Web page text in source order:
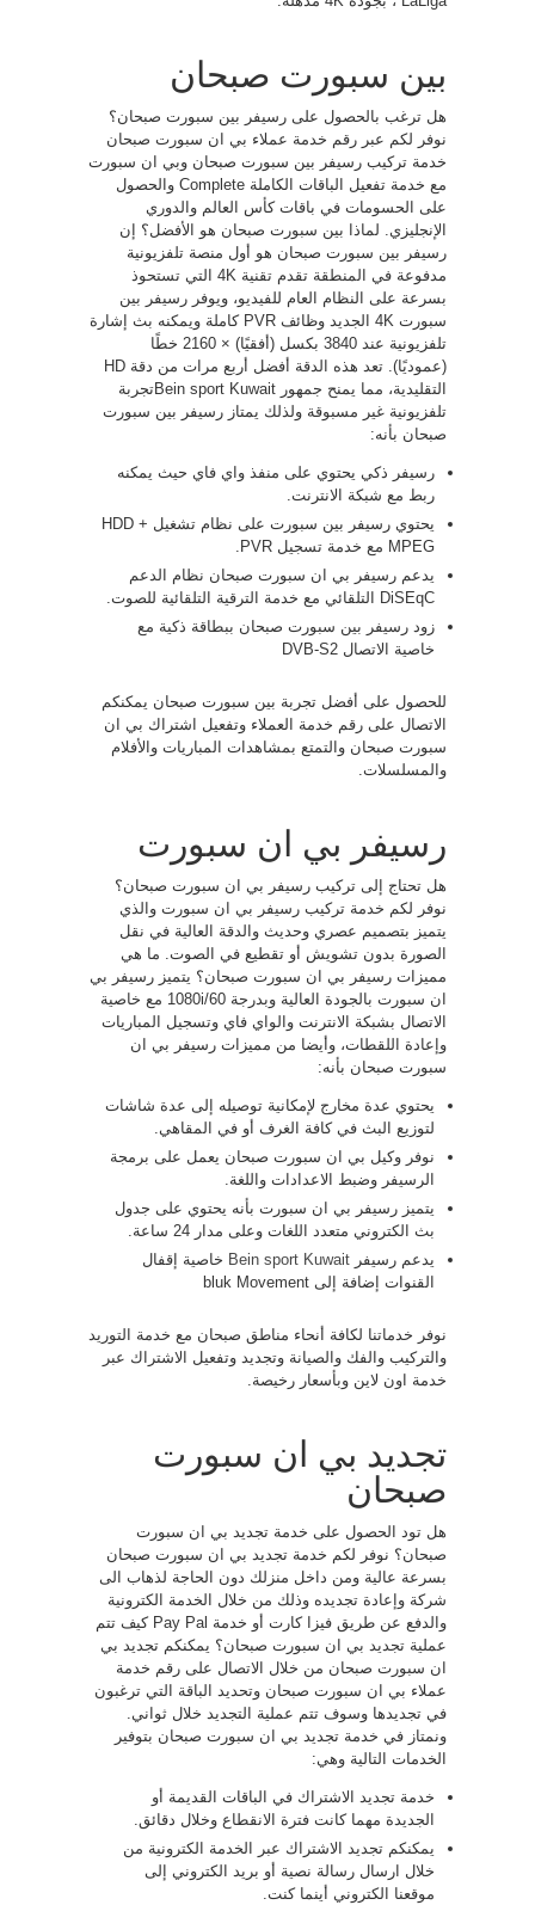
بين سبورت صبحان
هل ترغب بالحصول على رسيفر بين سبورت صبحان؟
نوفر لكم عبر رقم خدمة عملاء بي ان سبورت صبحان
خدمة تركيب رسيفر بين سبورت صبحان وبي ان سبورت
مع خدمة تفعيل الباقات الكاملة Complete والحصول
على الحسومات في باقات كأس العالم والدوري
الإنجليزي. لماذا بين سبورت صبحان هو الأفضل؟ إن
رسيفر بين سبورت صبحان هو أول منصة تلفزيونية
مدفوعة في المنطقة تقدم تقنية 4K التي تستحوذ
بسرعة على النظام العام للفيديو، ويوفر رسيفر بين
سبورت 4K الجديد وظائف PVR كاملة ويمكنه بث إشارة
تلفزيونية عند 3840 بكسل (أفقيًا) × 2160 خطًا
(عموديًا). تعد هذه الدقة أفضل أربع مرات من دقة HD
التقليدية، مما يمنح جمهور Bein sport Kuwaitتجربة
تلفزيونية غير مسبوقة ولذلك يمتاز رسيفر بين سبورت
صبحان بأنه:
رسيفر ذكي يحتوي على منفذ واي فاي حيث يمكنه
ربط مع شبكة الانترنت.
يحتوي رسيفر بين سبورت على نظام تشغيل HDD +
MPEG مع خدمة تسجيل PVR.
يدعم رسيفر بي ان سبورت صبحان نظام الدعم
DiSEqC التلقائي مع خدمة الترقية التلقائية للصوت.
زود رسيفر بين سبورت صبحان ببطاقة ذكية مع
خاصية الاتصال DVB-S2
للحصول على أفضل تجربة بين سبورت صبحان يمكنكم
الاتصال على رقم خدمة العملاء وتفعيل اشتراك بي ان
سبورت صبحان والتمتع بمشاهدات المباريات والأفلام
والمسلسلات.
رسيفر بي ان سبورت
هل تحتاج إلى تركيب رسيفر بي ان سبورت صبحان؟
نوفر لكم خدمة تركيب رسيفر بي ان سبورت والذي
يتميز بتصميم عصري وحديث والدقة العالية في نقل
الصورة بدون تشويش أو تقطيع في الصوت. ما هي
مميزات رسيفر بي ان سبورت صبحان؟ يتميز رسيفر بي
ان سبورت بالجودة العالية وبدرجة 1080i/60 مع خاصية
الاتصال بشبكة الانترنت والواي فاي وتسجيل المباريات
وإعادة اللقطات، وأيضا من مميزات رسيفر بي ان
سبورت صبحان بأنه:
يحتوي عدة مخارج لإمكانية توصيله إلى عدة شاشات
لتوزيع البث في كافة الغرف أو في المقاهي.
نوفر وكيل بي ان سبورت صبحان يعمل على برمجة
الرسيفر وضبط الاعدادات واللغة.
يتميز رسيفر بي ان سبورت بأنه يحتوي على جدول
بث الكتروني متعدد اللغات وعلى مدار 24 ساعة.
يدعم رسيفر Bein sport Kuwait خاصية إقفال
القنوات إضافة إلى bluk Movement
نوفر خدماتنا لكافة أنحاء مناطق صبحان مع خدمة التوريد
والتركيب والفك والصيانة وتجديد وتفعيل الاشتراك عبر
خدمة اون لاين وبأسعار رخيصة.
تجديد بي ان سبورت
صبحان
هل تود الحصول على خدمة تجديد بي ان سبورت
صبحان؟ نوفر لكم خدمة تجديد بي ان سبورت صبحان
بسرعة عالية ومن داخل منزلك دون الحاجة لذهاب الى
شركة وإعادة تجديده وذلك من خلال الخدمة الكترونية
والدفع عن طريق فيزا كارت أو خدمة Pay Pal كيف تتم
عملية تجديد بي ان سبورت صبحان؟ يمكنكم تجديد بي
ان سبورت صبحان من خلال الاتصال على رقم خدمة
عملاء بي ان سبورت صبحان وتحديد الباقة التي ترغبون
في تجديدها وسوف تتم عملية التجديد خلال ثواني.
ونمتاز في خدمة تجديد بي ان سبورت صبحان بتوفير
الخدمات التالية وهي:
خدمة تجديد الاشتراك في الباقات القديمة أو
الجديدة مهما كانت فترة الانقطاع وخلال دقائق.
يمكنكم تجديد الاشتراك عبر الخدمة الكترونية من
خلال ارسال رسالة نصية أو بريد الكتروني إلى
موقعنا الكتروني أينما كنت.